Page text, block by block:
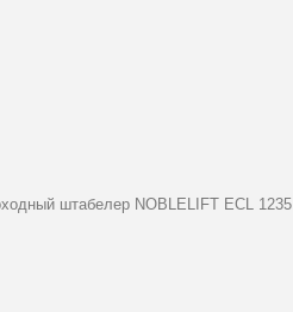
штабелер NOBLELIFT ECL 1235